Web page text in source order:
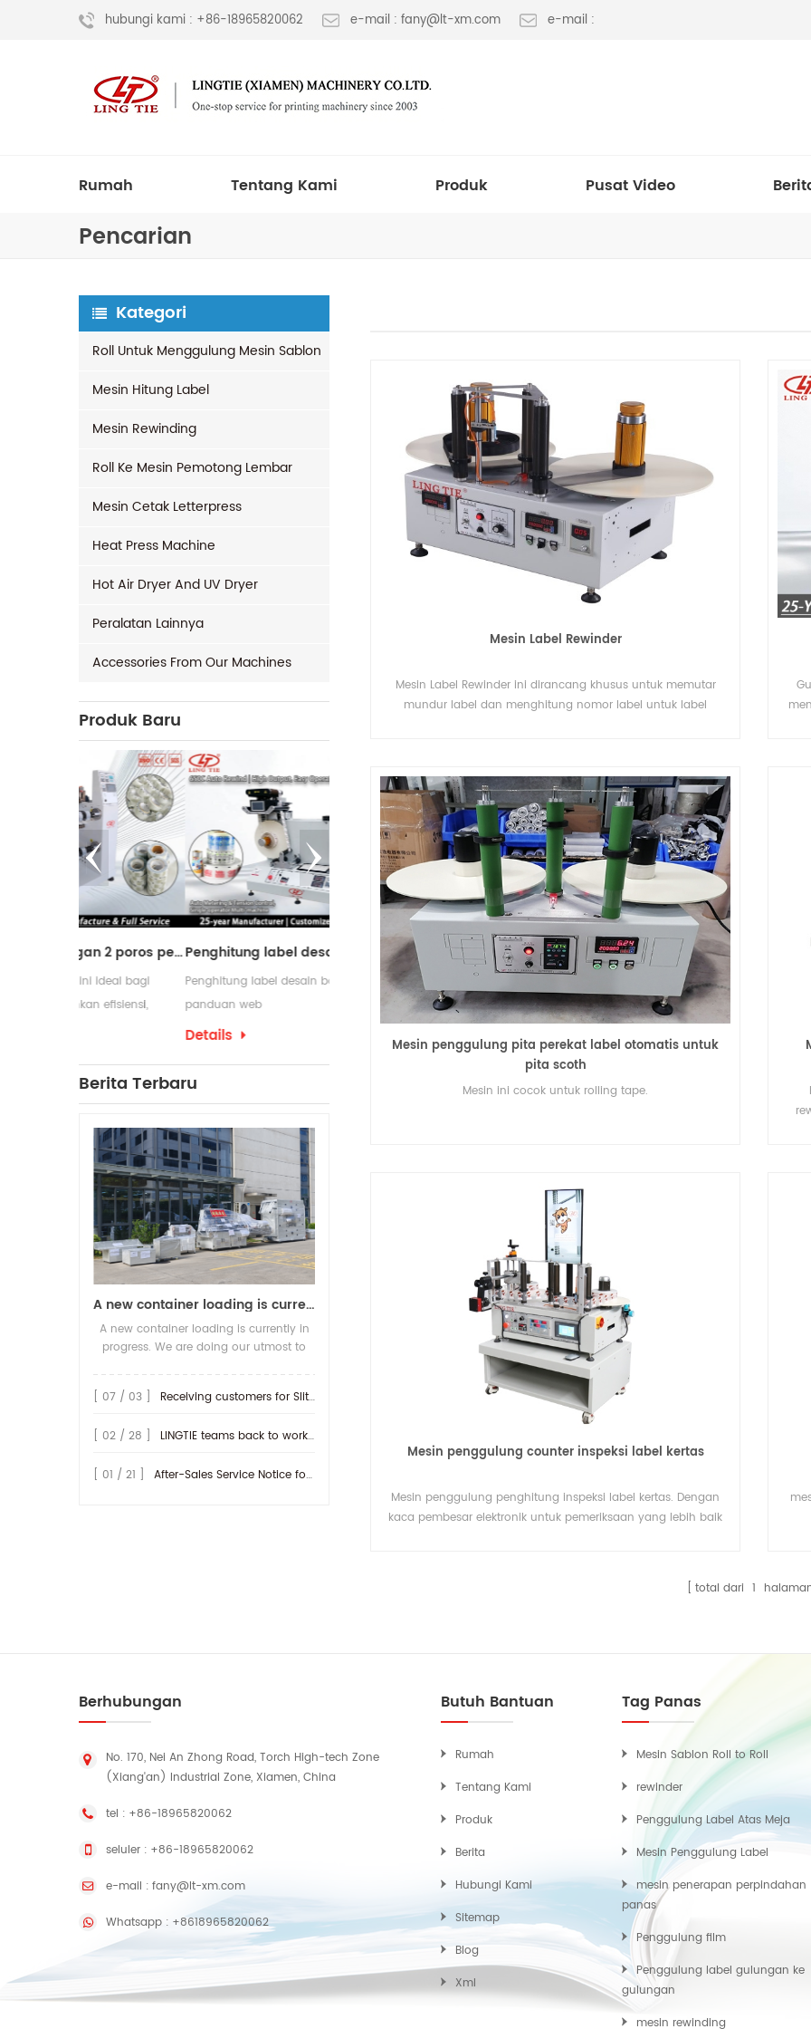
hubungi kami : +86-18965820062 e-mail : fany@lt-xm.com e-mail :
Rumah Tentang Kami Produk Pusat Video
Pencarian
Kategori
Roll Untuk Menggulung Mesin Sablon
Mesin Hitung Label
Mesin Rewinding
Roll Ke Mesin Pemotong Lembar
Mesin Cetak Letterpress
Heat Press Machine
Hot Air Dryer And UV Dryer
Peralatan Lainnya
Accessories From Our Machines
Produk Baru
Mesin pemotong dengan 2 poros penggulung ulang Penghitung label desain baru dengan panduan web
Penghitung label desain baru dengan
panduan web
elektrostatik menghilangkan rewinder
Mesin penggulung label umumnya
digunakan dalam industri yang
membutuhkan proses pelabelan dan
pengemasan yang efisien. Beberapa industri
yang seringkali membutuhkan mesin
penggulung label untuk menunjang
Mesin cetak UV roll to roll
Mesin sablon sutra roll to roll otomatis
terutama mencakup pengumpan, stasiun
sablon, dan pengering udara panas.
Pengering UV dan pengering IR tersedia
panas, mesin bubuk dapat ditambahkan
Details
Berita Terbaru
A new container loading is currently in progress.
A new container loading is currently in
progress. We are doing our utmost to
earliest possible time.
[ 07 / 03 ] Receiving customers for Slitting machine with differential Slip Shaft
[ 02 / 28 ] LINGTIE teams back to work at Feb.25th.
[ 01 / 21 ] After-Sales Service Notice for Turkey Region
Mesin Label Rewinder
Mesin Label Rewinder ini dirancang khusus untuk memutar
mundur label dan menghitung nomor label untuk label
Mesin penggulung pita perekat label otomatis untuk
pita scoth
Mesin ini cocok untuk rolling tape.
Mesin penggulung counter inspeksi label kertas
Mesin penggulung penghitung inspeksi label kertas. Dengan
kaca pembesar elektronik untuk pemeriksaan yang lebih baik
total dari 1
Berhubungan
No. 170, Nei An Zhong Road, Torch High-tech Zone
(Xiang'an) Industrial Zone, Xiamen, China
tel : +86-18965820062
seluler : +86-18965820062
e-mail : fany@lt-xm.com
Whatsapp : +8618965820062
Butuh Bantuan
Rumah
Tentang Kami
Produk
Berita
Hubungi Kami
Sitemap
Blog
Xml
Tag Panas
Mesin Sablon Roll to Roll
rewinder
Penggulung Label Atas Meja
Mesin Penggulung Label
mesin penerapan perpindahan
panas
Penggulung film
Penggulung label gulungan ke
gulungan
mesin rewinding